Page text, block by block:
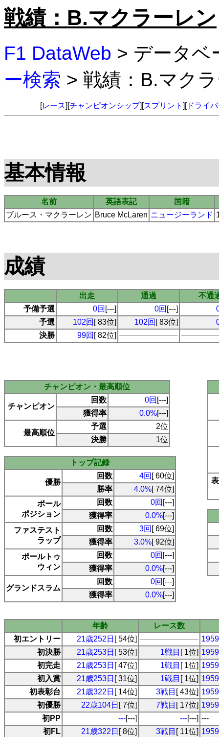
戦績：B.マクラーレン
F1 DataWeb > データ
ー検索 > 戦績：B.マク
[レース][チャンピオンシップ][スプリント ][ドライ
基本情報
名前 英語表記
国籍
ブルース・マクラーレン Bruce McLaren ニュージーランド
成績
出走 通過
不通
予備予選
0回 [---] 0回 [---]
予選
102回 [ 83位] 102回 [ 83位]
決勝
99回 [ 82位]
チャンピオン・最高順位
チャンピオン
回数 0回 [---]
獲得率
0.0%[---]
最高順位
予選
2位
決勝
1位
トップ記録
優勝
回数 4回 [ 60位]
勝率
4.0%[ 74位]
ポール
ポジション
回数 0回 [---]
獲得率
0.0%[---]
ファステスト
ラップ
回数 3回 [ 69位]
獲得率
3.0%[ 92位]
ポールトゥ
ウィン
回数 0回 [---]
獲得率
0.0%[---]
グランドスラム
回数 0回 [---]
獲得率
0.0%[---]
年齢
レース数
初エントリー
21歳252日 [ 54位]
初決勝
21歳253日 [ 53位] 1戦目 [ 1位]
初完走
21歳253日 [ 47位] 1戦目 [ 1位]
初入賞
21歳253日 [ 31位] 1戦目 [ 1位]
初表彰台
21歳322日 [ 14位] 3戦目 [ 43位]
初優勝
22歳104日 [ 7位] 7戦目 [ 17位]
初PP
---[---] ---[---] ---
初FL
21歳322日 [ 8位] 3戦目 [ 11位]